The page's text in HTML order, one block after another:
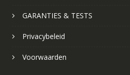
GARANTIES & TESTS
Privacybeleid
Voorwaarden